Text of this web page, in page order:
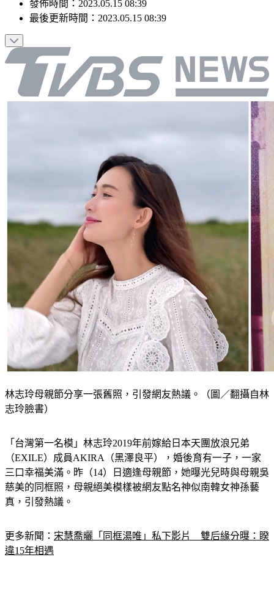
編輯：莊雅婷
發佈時間：2023.05.15 08:39
林志玲母親節分享一張舊照，引發網友熱議。（圖／翻攝自林
「台灣第一名模」林志玲2019年前嫁給日本天團放浪兄弟
（EXILE）成員AKIRA（黑澤良平），婚後育有一子，一家
三口幸福美滿。昨（14）日適逢母親節，她曝光兒時與母親吳
慈美的同框照，母親絕美模樣被網友點名神似南韓女神孫藝
更多新聞：